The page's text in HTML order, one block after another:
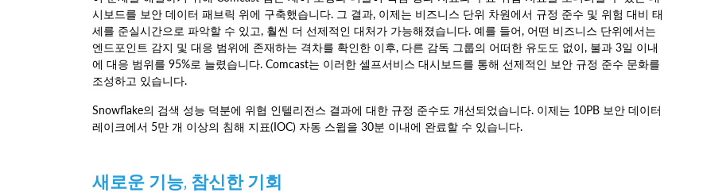
시보드를 보안 데이터 패브릭 위에 구축했습니다. 그 결과, 이제는 비즈니스 단위 차원에서 규정 준수 및 위험 대비 태
세를 준실시간으로 파악할 수 있고, 훨씬 더 선제적인 대처가 가능해졌습니다. 예를 들어, 어떤 비즈니스 단위에서는
엔드포인트 감지 및 대응 범위에 존재하는 격차를 확인한 이후, 다른 감독 그룹의 어떠한 유도도 없이, 불과 3일 이내
에 대응 범위를 95%로 늘렸습니다. Comcast는 이러한 셀프서비스 대시보드를 통해 선제적인 보안 규정 준수 문화를
조성하고 있습니다.
Snowflake의 검색 성능 덕분에 위협 인텔리전스 결과에 대한 규정 준수도 개선되었습니다. 이제는 10PB 보안 데이터
레이크에서 5만 개 이상의 침해 지표(IOC) 자동 스윕을 30분 이내에 완료할 수 있습니다.
새로운 기능, 참신한 기회